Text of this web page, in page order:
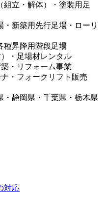
組立・解体）・塗装用足
新築用先行足場・ローリ
種昇降用階段足場
・足場材レンタル
・リフォーム事業
・フォークリフト販売
・静岡県・千葉県・栃木県
対応